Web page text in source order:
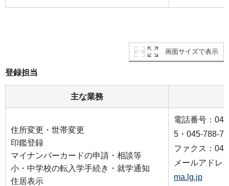
画面サイズで表示
登録担当
主な業務
住所変更・世帯変更
印鑑登録
マイナンバーカードの申請・相談等
小・中学校の転入学手続き・就学通知
住居表示
電話番号：
5・045-788-
ファクス：
メールアドレ
ma.lg.jp